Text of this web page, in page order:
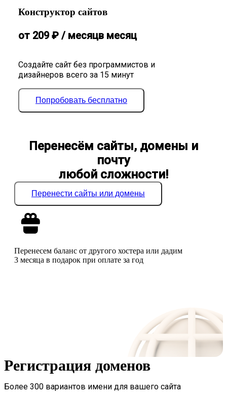
Конструктор сайтов
Создайте сайт без программистов и
дизайнеров всего за 15 минут
от 209₽ / месяцв месяц
Попробовать бесплатно
Перенесём сайты, домены и
почту
любой сложности!
Перенести сайты или домены
Перенесем баланс от другого хостера или дадим
3 месяца в подарок при оплате за год
Регистрация доменов
Более 300 вариантов имени для вашего сайта